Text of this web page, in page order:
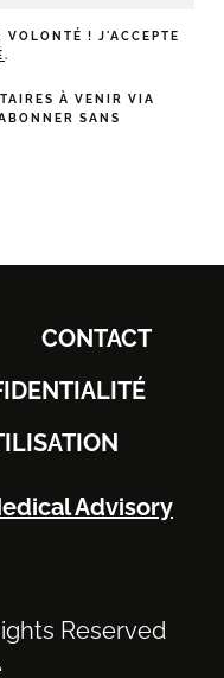
! J'ACCEPTE
.
À VENIR VIA
SANS
CONTACT
Advisory
Reserved